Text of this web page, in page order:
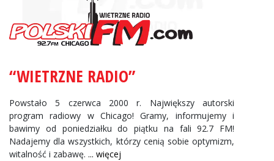
“WIETRZNE RADIO”
Powstało 5 czerwca 2000 r. Największy autorski
program radiowy w Chicago! Gramy, informujemy i
bawimy od poniedziałku do piątku na fali 92.7 FM!
Nadajemy dla wszystkich, którzy cenią sobie optymizm,
witalność i zabawę. ... więcej